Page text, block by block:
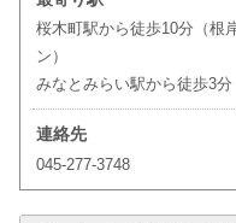
桜木町駅から徒歩10分（根
ン）
みなとみらい駅から徒歩3分
連絡先
045-277-3748